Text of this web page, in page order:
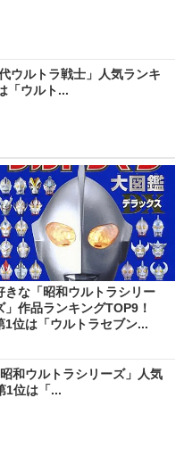
ウルトラ戦士」人気ランキ
「ウルト...
きな「昭和ウルトラシリー
」作品ランキングTOP9！
1位は「ウルトラセブン...
和ウルトラシリーズ」人気
位は「...